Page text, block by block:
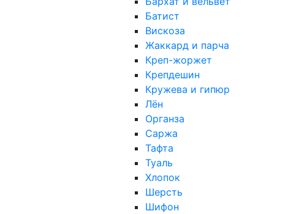
Батист
Вискоза
Жаккард и парча
Креп-жоржет
Крепдешин
Кружева и гипюр
Лён
Органза
Саржа
Тафта
Туаль
Хлопок
Шерсть
Шифон